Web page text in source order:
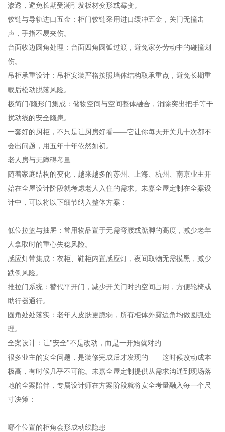
渗透，避免长期受潮引发板材变形或霉变。
铰链与导轨进口五金：柜门铰链采用进口缓冲五金，关门无撞击
声，手指不易夹伤。
台面收边圆角处理：台面四角圆弧过渡，避免家务劳动中的碰撞划
伤。
吊柜承重设计：吊柜安装严格按照墙体结构取承重点，避免长期重
载后松动脱落风险。
极简门/隐形门集成：储物空间与空间整体融合，消除突出把手等干
扰动线的安全隐患。
一套好的厨柜，不只是让厨房好看——它让你每天开关几十次都不
会出问题，用五年十年依然如初。
老人房与无障碍考量
随着家庭结构的变化，越来越多的苏州、上海、杭州、南京业主开
始在全屋设计阶段就考虑老人入住的需求。未嘉全屋定制在全案设
计中，可以将以下细节纳入整体方案：
低位拉篮与抽屉：常用物品置于无需弯腰或踮脚的高度，减少老年
人拿取时的重心失稳风险。
感应灯带集成：衣柜、鞋柜内置感应灯，夜间取物无需摸黑，减少
跌倒风险。
推拉门系统：替代平开门，减少开关门时的空间占用，方便轮椅或
助行器通行。
圆角处处落实：老年人皮肤更脆弱，所有柜体外露边角均做圆弧处
理。
全案设计：让"安全"不是改动，而是一开始就对的
很多业主的安全问题，是装修完成后才发现的——这时候改动成本
极高，有时候几乎不可能。未嘉全屋定制提供从需求沟通到现场落
地的全案陪伴，专属设计师在方案阶段就将安全考量融入每一个尺
寸决策：
哪个位置的柜角会形成动线隐患